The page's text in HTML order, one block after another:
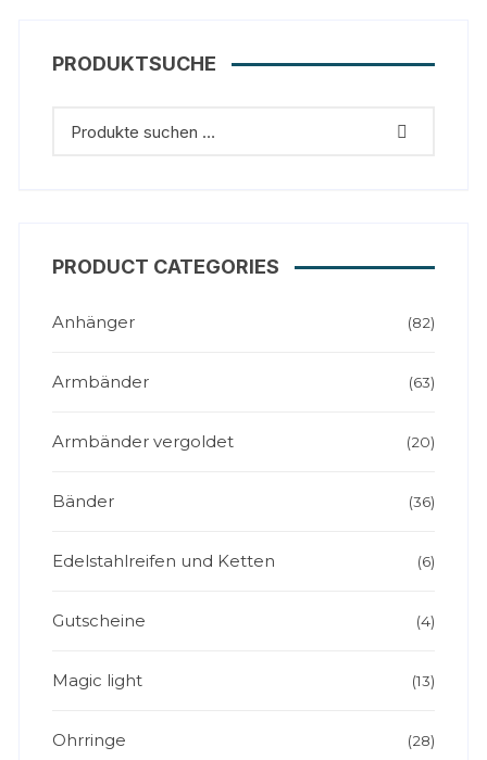
PRODUKTSUCHE
PRODUCT CATEGORIES
Anhänger (82)
Armbänder (63)
Armbänder vergoldet (20)
Bänder (36)
Edelstahlreifen und Ketten (6)
Gutscheine (4)
Magic light (13)
Ohrringe (28)